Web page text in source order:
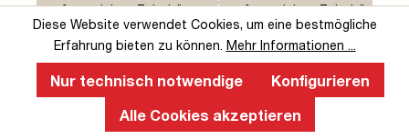
umfangreiches Zubehör
vorhanden
Belastbarkeit
bis zu 50 kg
umfangreiches Zubehör
vorhanden
Belastbarkeit
Diese Website verwendet Cookies, um eine bestmögliche
Erfahrung bieten zu können. Mehr Informationen ...
Nur technisch notwendige
Konfigurieren
Alle Cookies akzeptieren